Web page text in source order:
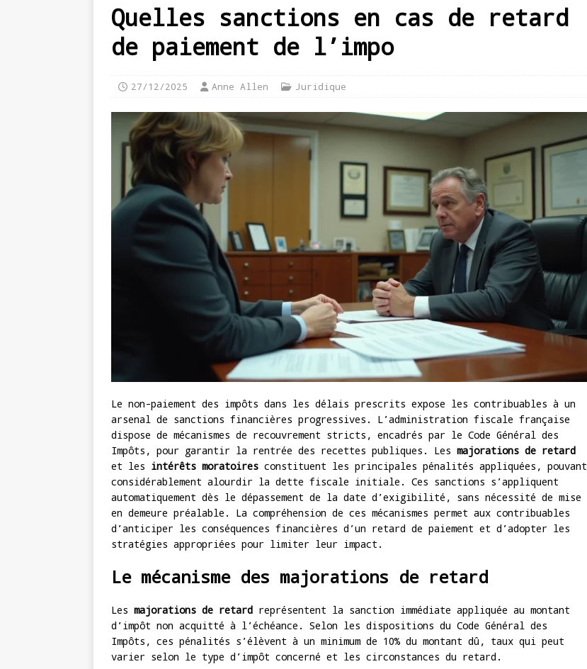
Quelles sanctions en cas de retard
de paiement de l’impo
27/12/2025 Anne Allen Juridique
Le non-paiement des impôts dans les délais prescrits expose les contribuables à un
arsenal de sanctions financières progressives. L’administration fiscale française
dispose de mécanismes de recouvrement stricts, encadrés par le Code Général des
Impôts, pour garantir la rentrée des recettes publiques. Les majorations de retard
et les intérêts moratoires constituent les principales pénalités appliquées, pouvant
considérablement alourdir la dette fiscale initiale. Ces sanctions s’appliquent
automatiquement dès le dépassement de la date d’exigibilité, sans nécessité de mise
en demeure préalable. La compréhension de ces mécanismes permet aux contribuables
d’anticiper les conséquences financières d’un retard de paiement et d’adopter les
stratégies appropriées pour limiter leur impact.
Le mécanisme des majorations de retard
Les majorations de retard représentent la sanction immédiate appliquée au montant
d’impôt non acquitté à l’échéance. Selon les dispositions du Code Général des
Impôts, ces pénalités s’élèvent à un minimum de 10% du montant dû, taux qui peut
varier selon le type d’impôt concerné et les circonstances du retard.